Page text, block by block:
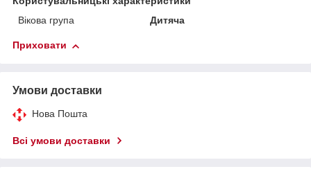
Вікова група
Дитяча
Приховати
Умови доставки
Нова Пошта
Всі умови доставки